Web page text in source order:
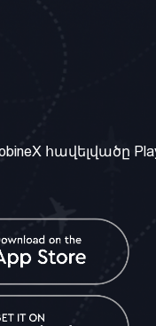
հավելվածը